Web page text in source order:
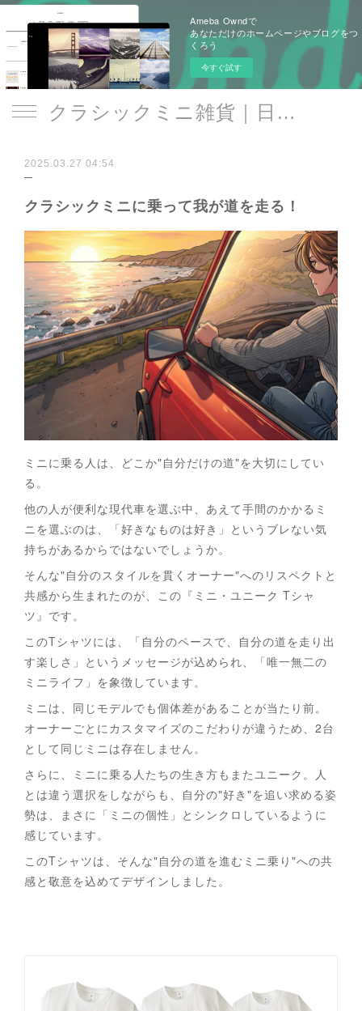
Ameba Owndで
あなただけのホームページやブログをつ
くろう
今すぐ試す
クラシックミニ雑貨｜日遊品 トミー1号2号
2025.03.27 04:54
クラシックミニに乗って我が道を走る！
ミニに乗る人は、どこか"自分だけの道"を大切にしてい
る。
他の人が便利な現代車を選ぶ中、あえて手間のかかるミ
ニを選ぶのは、「好きなものは好き」というブレない気
持ちがあるからではないでしょうか。
そんな"自分のスタイルを貫くオーナー"へのリスペクトと
共感から生まれたのが、この『ミニ・ユニーク Tシャ
ツ』です。
このTシャツには、「自分のペースで、自分の道を走り出
す楽しさ」というメッセージが込められ、「唯一無二の
ミニライフ」を象徴しています。
ミニは、同じモデルでも個体差があることが当たり前。
オーナーごとにカスタマイズのこだわりが違うため、2台
として同じミニは存在しません。
さらに、ミニに乗る人たちの生き方もまたユニーク。人
とは違う選択をしながらも、自分の"好き"を追い求める姿
勢は、まさに「ミニの個性」とシンクロしているように
感じています。
このTシャツは、そんな"自分の道を進むミニ乗り"への共
感と敬意を込めてデザインしました。